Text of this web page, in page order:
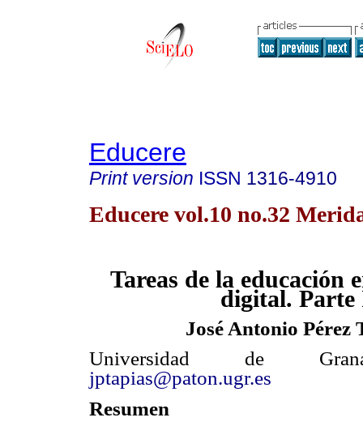
Educere
Print version ISSN 1316-4910
Educere vol.10 no.32
Tareas de la educación
digital. Parte
José Antonio Pérez
Universidad de
jptapias@paton.ugr.es
Resumen